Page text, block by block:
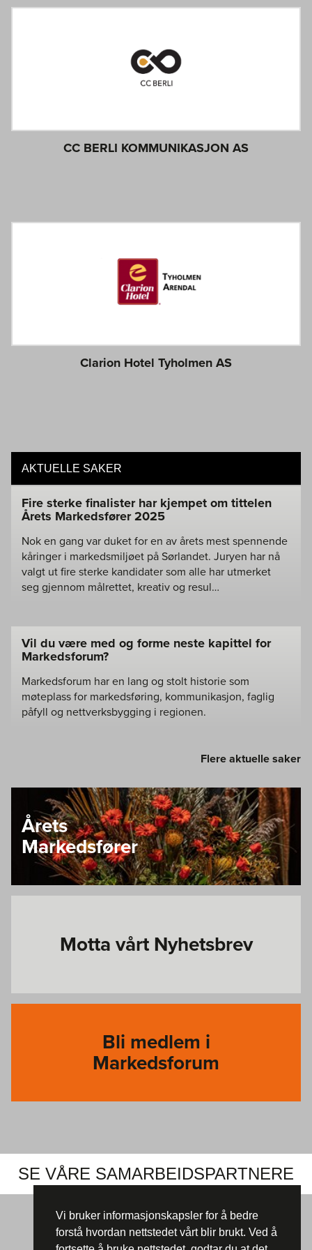
Vi bruker informasjonskapsler for å bedre
forstå hvordan nettstedet vårt blir brukt. Ved å
CC BERLI KOMMUNIKASJON AS
Clarion Hotel Tyholmen AS
AKTUELLE SAKER
Fire sterke finalister har kjempet om tittelen
Årets Markedsfører 2025
Nok en gang var duket for en av årets mest spennende
kåringer i markedsmiljøet på Sørlandet. Juryen har nå
valgt ut fire sterke kandidater som alle har utmerket
seg gjennom målrettet, kreativ og resul…
Vil du være med og forme neste kapittel for
Markedsforum?
Markedsforum har en lang og stolt historie som
møteplass for markedsføring, kommunikasjon, faglig
påfyll og nettverksbygging i regionen.
Flere aktuelle saker
Årets
Markedsfører
Motta vårt Nyhetsbrev
Bli medlem i
Markedsforum
SE VÅRE SAMARBEIDSPARTNERE